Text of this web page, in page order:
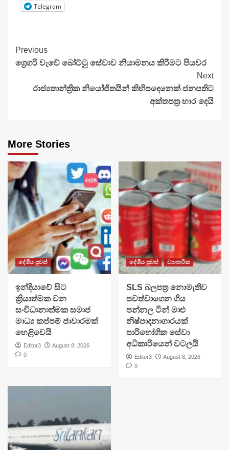
Telegram
Continue
Reading
Previous
ග්‍රෙගරි වැවේ බෝට්ටු සේවාව නියාමනය කිරීමට පියවර
Next
රාජ්‍යතාන්ත්‍රික නියෝජිතයින් කිහිපදෙනෙක් ජනපතිට
අක්තපත්‍ර භාර දෙයි
More Stories
දේශීය පුවත්
​ඉන්දියාවේ සිට
ක්‍රියාත්මක වන
සංවිධානාත්මක සමාජ
මාධ්‍ය කප්පම් ජාවාරමක්
හෙළිවෙයි
Editor3
August 8, 2026
0
දේශීය පුවත් ව්‍යාපාරික
SLS බලපත්‍ර නොමැතිව
පවත්වාගෙන ගිය
පන්නල ටින් මාළු
නිෂ්පාදනාගාරයක්
පාරිභෝගික සේවා
අධිකාරියෙන් වටලයි
Editor3
August 8, 2026
0